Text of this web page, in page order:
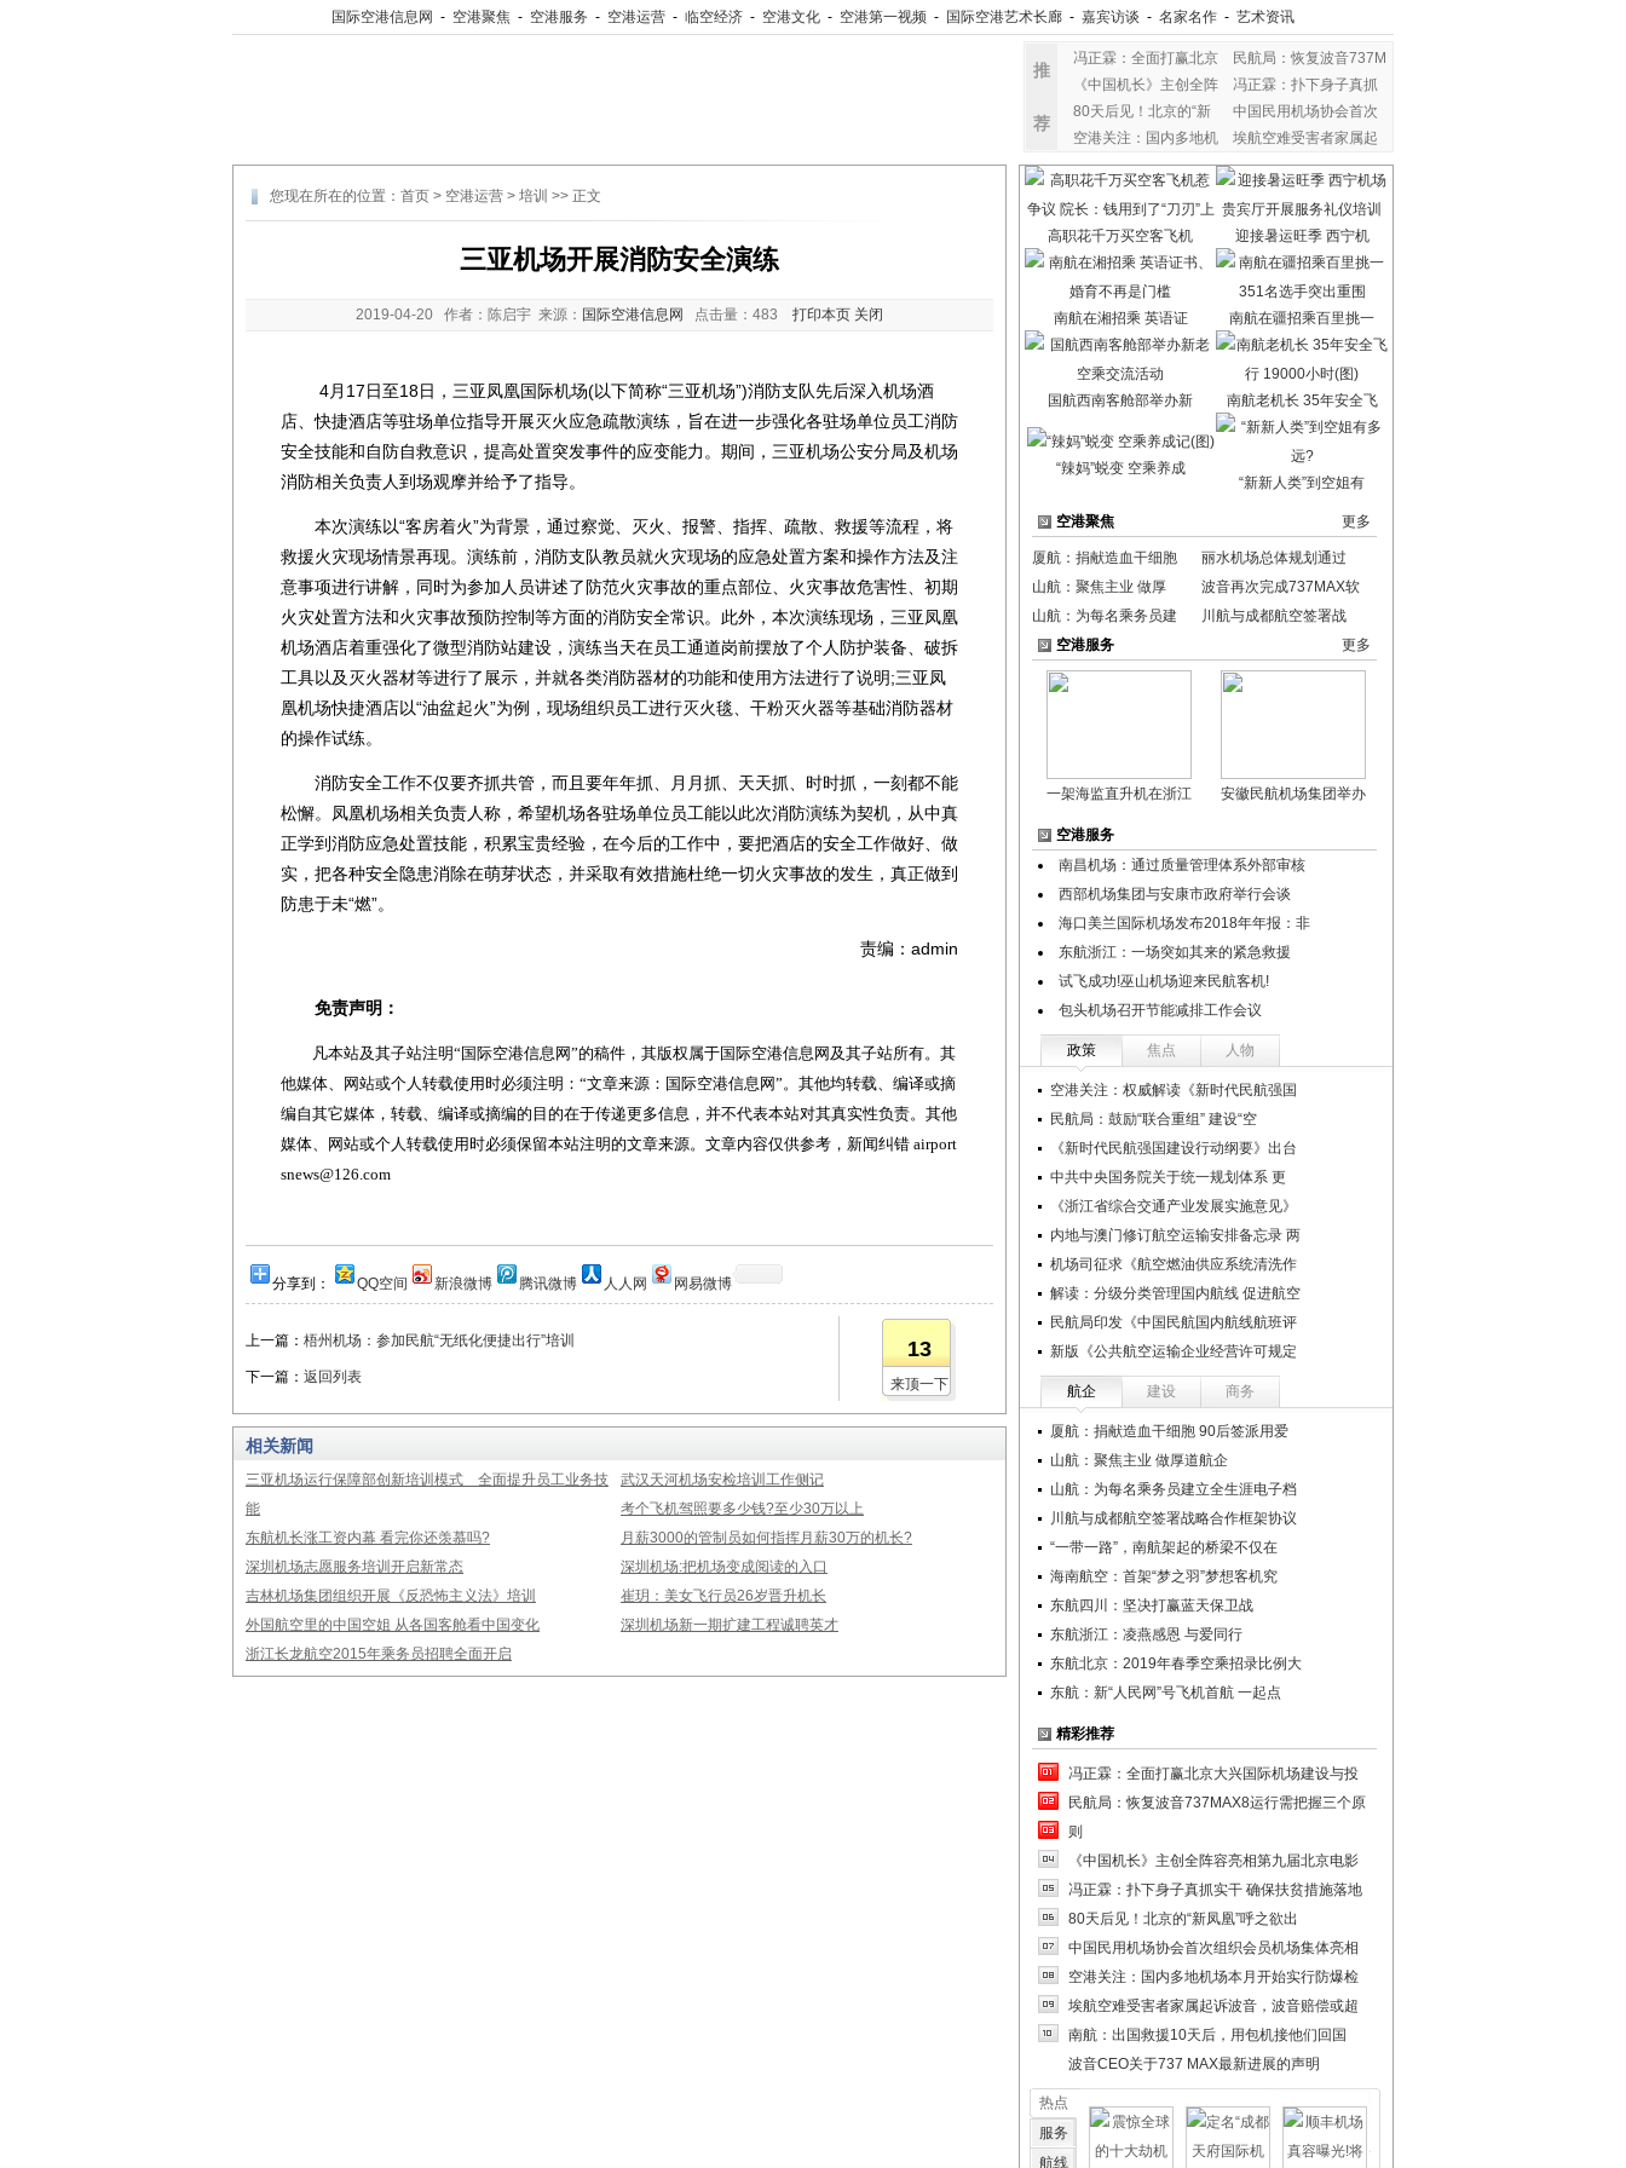
国际空港信息网 - 空港聚焦 - 空港服务 - 空港运营 - 临空经济 - 空港文化 - 空港第一视频 - 国际空港艺术长廊 - 嘉宾访谈 - 名家名作 - 艺术资讯
推
荐
冯正霖：全面打赢北京
民航局：恢复波音737M
《中国机长》主创全阵
冯正霖：扑下身子真抓
80天后见！北京的“新
中国民用机场协会首次
空港关注：国内多地机
埃航空难受害者家属起
您现在所在的位置： 首页 > 空港运营 > 培训 >> 正文
三亚机场开展消防安全演练
2019-04-20 作者：陈启宇 来源： 国际空港信息网 点击量： 483 打印本页 关闭
4月17日至18日，三亚凤凰国际机场(以下简称“三亚机场”)消防支队先后深入机场酒
店、快捷酒店等驻场单位指导开展灭火应急疏散演练，旨在进一步强化各驻场单位员工消防
安全技能和自防自救意识，提高处置突发事件的应变能力。期间，三亚机场公安分局及机场
消防相关负责人到场观摩并给予了指导。
本次演练以“客房着火”为背景，通过察觉、灭火、报警、指挥、疏散、救援等流程，将
救援火灾现场情景再现。演练前，消防支队教员就火灾现场的应急处置方案和操作方法及注
意事项进行讲解，同时为参加人员讲述了防范火灾事故的重点部位、火灾事故危害性、初期
火灾处置方法和火灾事故预防控制等方面的消防安全常识。此外，本次演练现场，三亚凤凰
机场酒店着重强化了微型消防站建设，演练当天在员工通道岗前摆放了个人防护装备、破拆
工具以及灭火器材等进行了展示，并就各类消防器材的功能和使用方法进行了说明;三亚凤
凰机场快捷酒店以“油盆起火”为例，现场组织员工进行灭火毯、干粉灭火器等基础消防器材
的操作试练。
消防安全工作不仅要齐抓共管，而且要年年抓、月月抓、天天抓、时时抓，一刻都不能
松懈。凤凰机场相关负责人称，希望机场各驻场单位员工能以此次消防演练为契机，从中真
正学到消防应急处置技能，积累宝贵经验，在今后的工作中，要把酒店的安全工作做好、做
实，把各种安全隐患消除在萌芽状态，并采取有效措施杜绝一切火灾事故的发生，真正做到
防患于未“燃”。
责编：admin
免责声明：
凡本站及其子站注明“国际空港信息网”的稿件，其版权属于国际空港信息网及其子站所有。其
他媒体、网站或个人转载使用时必须注明：“文章来源：国际空港信息网”。其他均转载、编译或摘
编自其它媒体，转载、编译或摘编的目的在于传递更多信息，并不代表本站对其真实性负责。其他
媒体、网站或个人转载使用时必须保留本站注明的文章来源。文章内容仅供参考，新闻纠错 airport
snews@126.com
分享到： QQ空间 新浪微博 腾讯微博 人人网 网易微博
上一篇： 梧州机场：参加民航“无纸化便捷出行”培训
下一篇： 返回列表
13
来顶一下
相关新闻
三亚机场运行保障部创新培训模式 全面提升员工业务技
能
武汉天河机场安检培训工作侧记
考个飞机驾照要多少钱?至少30万以上
东航机长涨工资内幕 看完你还羡慕吗?
月薪3000的管制员如何指挥月薪30万的机长?
深圳机场志愿服务培训开启新常态
深圳机场:把机场变成阅读的入口
吉林机场集团组织开展《反恐怖主义法》培训
崔玥：美女飞行员26岁晋升机长
外国航空里的中国空姐 从各国客舱看中国变化
深圳机场新一期扩建工程诚聘英才
浙江长龙航空2015年乘务员招聘全面开启
高职花千万买空客飞机 迎接暑运旺季 西宁机
南航在湘招乘 英语证 南航在疆招乘百里挑一
国航西南客舱部举办新 南航老机长 35年安全飞
“辣妈”蜕变 空乘养成
“新新人类”到空姐有
空港聚焦 更多
厦航：捐献造血干细胞
丽水机场总体规划通过
山航：聚焦主业 做厚
波音再次完成737MAX软
山航：为每名乘务员建
川航与成都航空签署战
空港服务
更多
一架海监直升机在浙江 安徽民航机场集团举办
空港服务
南昌机场：通过质量管理体系外部审核
西部机场集团与安康市政府举行会谈
海口美兰国际机场发布2018年年报：非
东航浙江：一场突如其来的紧急救援
试飞成功!巫山机场迎来民航客机!
包头机场召开节能减排工作会议
政策 焦点 人物
空港关注：权威解读《新时代民航强国
民航局：鼓励“联合重组” 建设“空
《新时代民航强国建设行动纲要》出台
中共中央国务院关于统一规划体系 更
《浙江省综合交通产业发展实施意见》
内地与澳门修订航空运输安排备忘录 两
机场司征求《航空燃油供应系统清洗作
解读：分级分类管理国内航线 促进航空
民航局印发《中国民航国内航线航班评
新版《公共航空运输企业经营许可规定
航企 建设 商务
厦航：捐献造血干细胞 90后签派用爱
山航：聚焦主业 做厚道航企
山航：为每名乘务员建立全生涯电子档
川航与成都航空签署战略合作框架协议
“一带一路”，南航架起的桥梁不仅在
海南航空：首架“梦之羽”梦想客机究
东航四川：坚决打赢蓝天保卫战
东航浙江：凌燕感恩 与爱同行
东航北京：2019年春季空乘招录比例大
东航：新“人民网”号飞机首航 一起点
精彩推荐
冯正霖：全面打赢北京大兴国际机场建设与投
民航局：恢复波音737MAX8运行需把握三个原
则
《中国机长》主创全阵容亮相第九届北京电影
冯正霖：扑下身子真抓实干 确保扶贫措施落地
80天后见！北京的“新凤凰”呼之欲出
中国民用机场协会首次组织会员机场集体亮相
空港关注：国内多地机场本月开始实行防爆检
埃航空难受害者家属起诉波音，波音赔偿或超
南航：出国救援10天后，用包机接他们回国
波音CEO关于737 MAX最新进展的声明
热点
服务
航线